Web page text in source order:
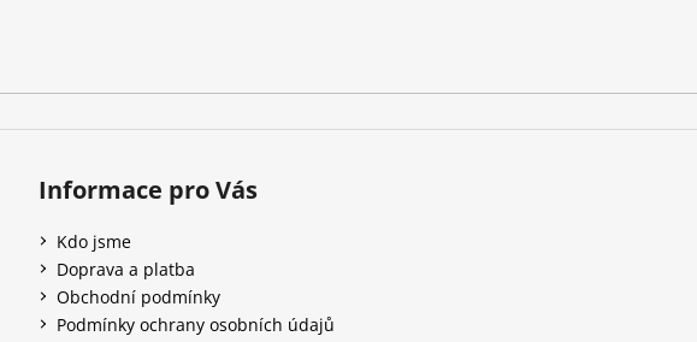
Informace pro Vás
Kdo jsme
Doprava a platba
Obchodní podmínky
Podmínky ochrany osobních údajů